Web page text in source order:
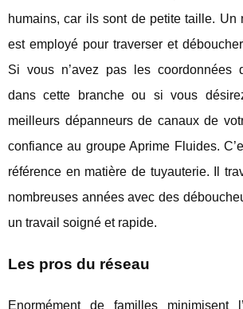
humains, car ils sont de petite taille. Un
est employé pour traverser et
Si vous n’avez pas les coordonnées
dans cette branche ou si vous
meilleurs dépanneurs de canaux de
confiance au groupe Aprime Fluides.
référence en matière de tuyauterie. Il
nombreuses années avec des
un travail soigné et rapide.
Les pros du réseau
Enormément de familles minimisent